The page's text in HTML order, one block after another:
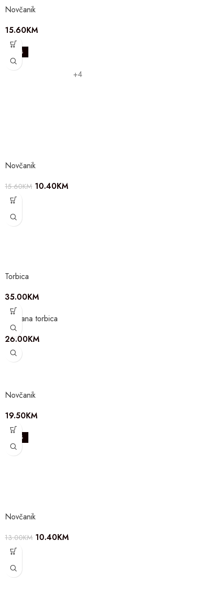
Novčanik
15.60KM
-33%
+4
Novčanik
15.60KM 10.40KM
Torbica
35.00KM
Svečana torbica
26.00KM
Novčanik
19.50KM
-20%
Novčanik
13.00KM 10.40KM